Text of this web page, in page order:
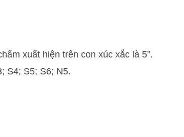
xuất hiện trên con xúc xắc là 5”.
S4; S5; S6; N5.